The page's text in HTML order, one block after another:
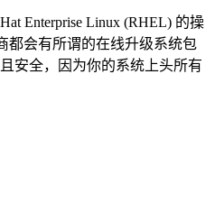
Enterprise Linux (RHEL) 的操
都会有所谓的在线升级系统包
安全，因为你的系统上头所有